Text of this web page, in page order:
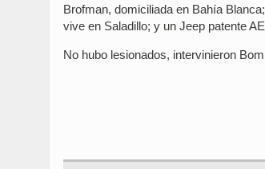
Brofman, domiciliada en Bahía
vive en Saladillo; y un Jeep patente
No hubo lesionados, intervinieron